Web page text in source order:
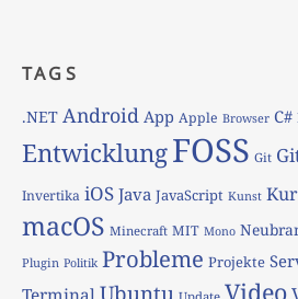
TAGS
.NET Android App Apple Browser C#
EntwicklungFOSS Git
Invertika iOS Java JavaScript Kunst
macOS Minecraft MIT Mono
Plugin Politik Probleme Projekte
Video